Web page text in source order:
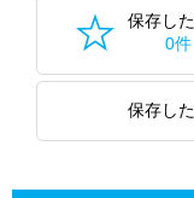
保存し
0件
保存し